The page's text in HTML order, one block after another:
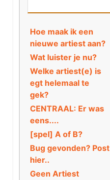
Hoe maak ik een
nieuwe artiest aan?
Wat luister je nu?
Welke artiest(e) is
egt helemaal te
gek?
CENTRAAL: Er was
eens....
[spel] A of B?
Bug gevonden? Post
hier..
Geen Artiest